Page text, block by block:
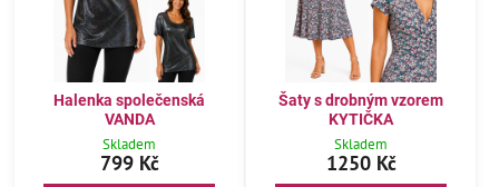
Halenka společenská
VANDA
Skladem
799 Kč
Šaty s drobným vzorem
KYTIČKA
Skladem
1250 Kč